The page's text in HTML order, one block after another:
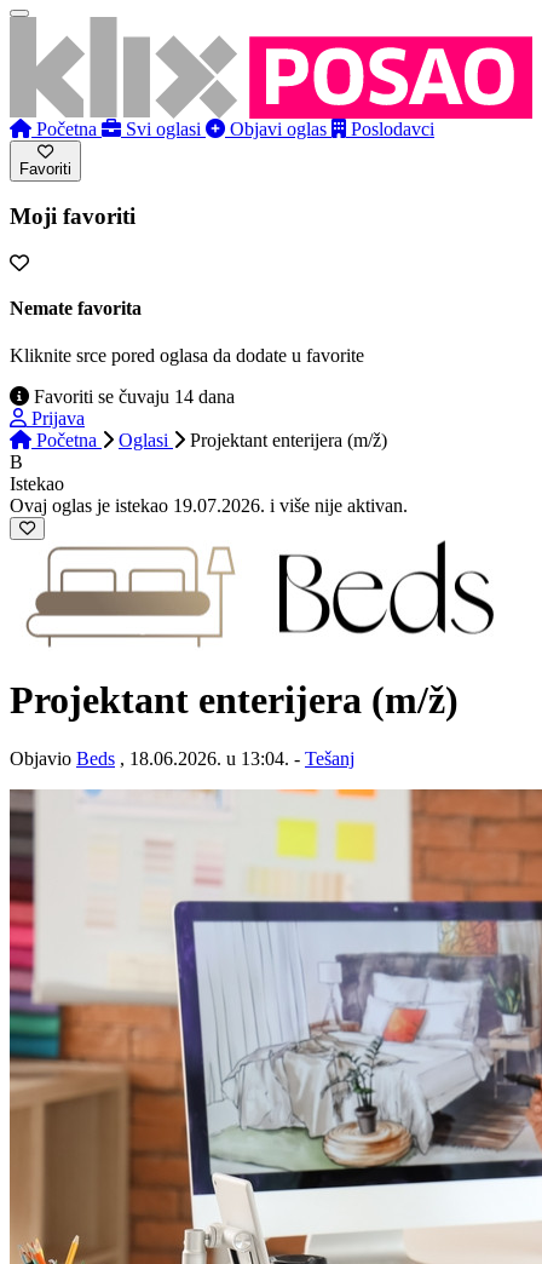
Početna Svi oglasi Objavi oglas Poslodavci
Favoriti
Moji favoriti
Nemate favorita
Kliknite srce pored oglasa da dodate u favorite
Favoriti se čuvaju 14 dana
Prijava
Početna
Oglasi
Projektant enterijera (m/ž)
B
Istekao
Ovaj oglas je istekao 19.07.2026. i više nije aktivan.
Projektant enterijera (m/ž)
Objavio Beds , 18.06.2026. u 13:04. - Tešanj